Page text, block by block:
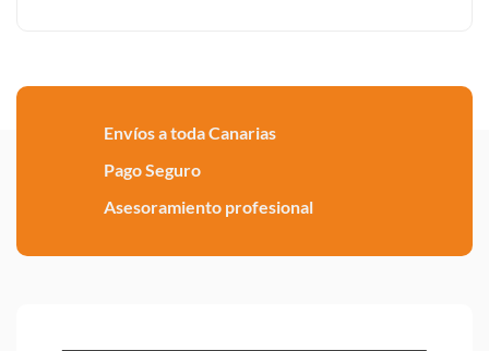
Envíos a toda Canarias
Pago Seguro
Asesoramiento profesional